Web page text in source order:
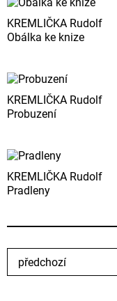
KREMLIČKA Rudolf
Obálka ke knize
KREMLIČKA Rudolf
Probuzení
KREMLIČKA Rudolf
Pradleny
předchozí